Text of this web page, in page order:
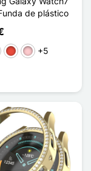
de plástico
RojoRosa+5